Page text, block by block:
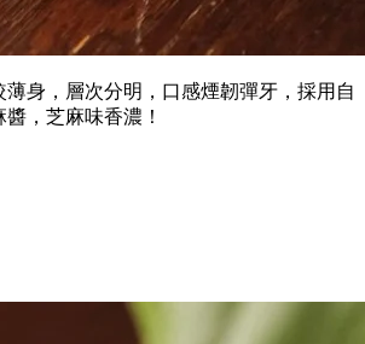
薄身，層次分明，口感煙韌彈牙，採用自
，芝麻味香濃！